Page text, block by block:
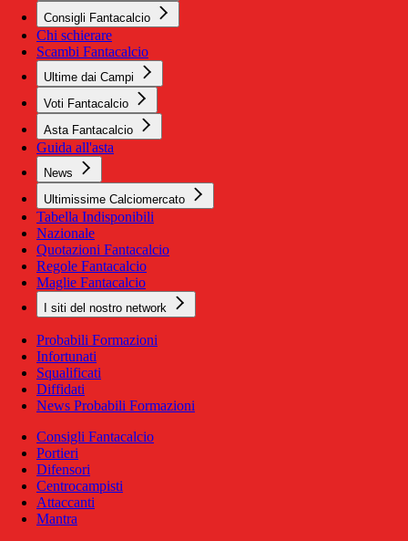
Consigli Fantacalcio
Chi schierare
Scambi Fantacalcio
Ultime dai Campi
Voti Fantacalcio
Asta Fantacalcio
Guida all'asta
News
Ultimissime Calciomercato
Tabella Indisponibili
Nazionale
Quotazioni Fantacalcio
Regole Fantacalcio
Maglie Fantacalcio
I siti del nostro network
Probabili Formazioni
Infortunati
Squalificati
Diffidati
News Probabili Formazioni
Consigli Fantacalcio
Portieri
Difensori
Centrocampisti
Attaccanti
Mantra